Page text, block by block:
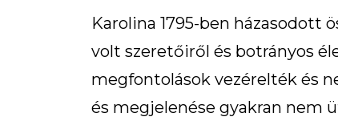
Karolina 1795-ben házasodott
volt szeretőiről és botrányos
megfontolások vezérelték és
és megjelenése gyakran nem